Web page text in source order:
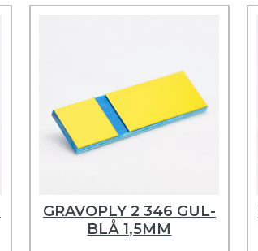
GRAVOPLY 2 346 GUL-
BLÅ 1,5MM